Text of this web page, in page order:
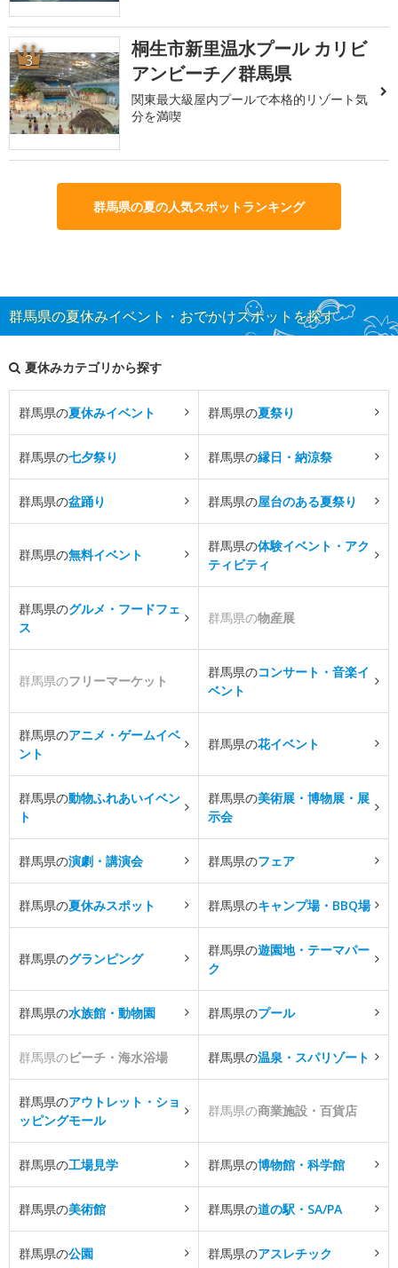
3
桐生市新里温水プール カリビ
アンビーチ／群馬県
関東最大級屋内プールで本格的リゾート気
分を満喫
群馬県の夏の人気スポットランキング
群馬県の夏休みイベント・おでかけスポットを探す
夏休みカテゴリから探す
群馬県の夏休みイベント 群馬県の夏祭り
群馬県の七夕祭り 群馬県の縁日・納涼祭
群馬県の盆踊り 群馬県の屋台のある夏祭り
群馬県の無料イベント
群馬県の体験イベント・アク
ティビティ
群馬県のグルメ・フードフェ
ス
群馬県の物産展
群馬県のフリーマーケット
群馬県のコンサート・音楽イ
ベント
群馬県のアニメ・ゲームイベ
ント
群馬県の花イベント
群馬県の動物ふれあいイベン
ト
群馬県の美術展・博物展・展
示会
群馬県の演劇・講演会 群馬県のフェア
群馬県の夏休みスポット 群馬県のキャンプ場・BBQ場
群馬県のグランピング
群馬県の遊園地・テーマパー
ク
群馬県の水族館・動物園 群馬県のプール
群馬県のビーチ・海水浴場 群馬県の温泉・スパリゾート
群馬県のアウトレット・ショ
ッピングモール
群馬県の商業施設・百貨店
群馬県の工場見学 群馬県の博物館・科学館
群馬県の美術館 群馬県の道の駅・SA/PA
群馬県の公園 群馬県のアスレチック